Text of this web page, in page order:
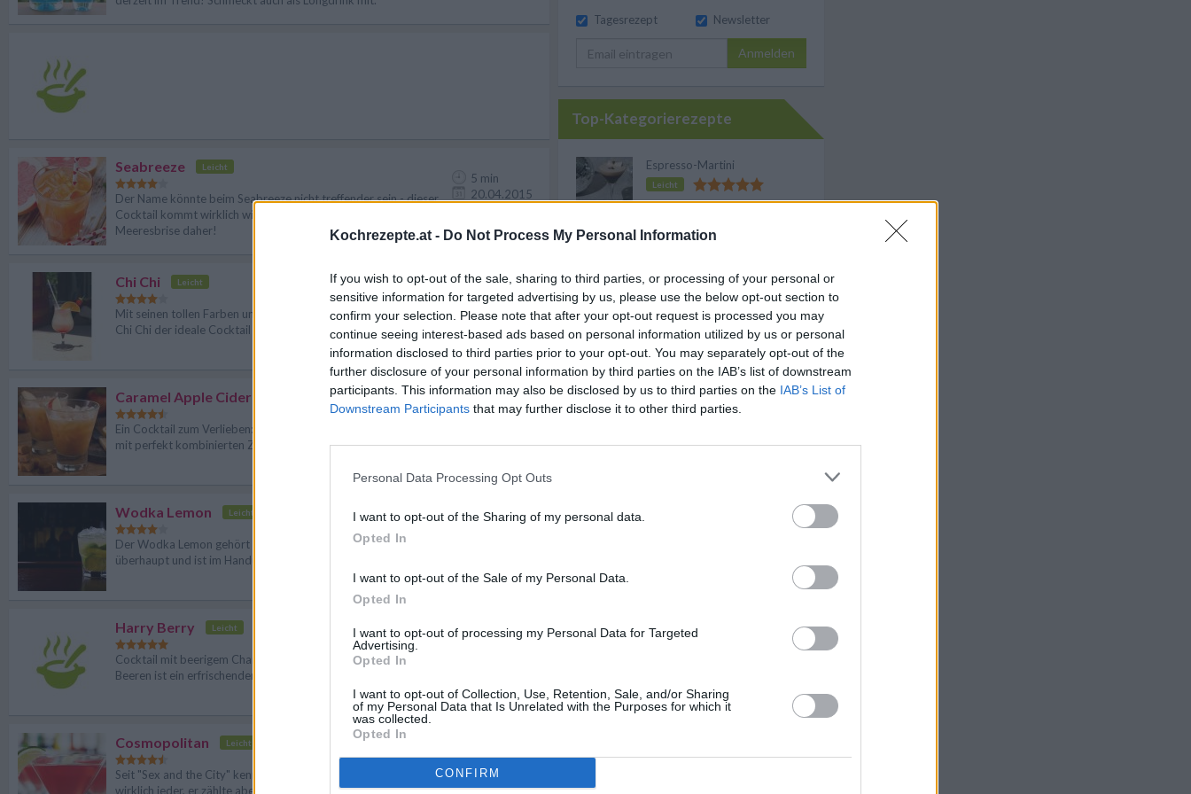
Kochrezepte.at - Do Not Process My Personal Information
If you wish to opt-out of the sale, sharing to third parties, or processing of your personal or
sensitive information for targeted advertising by us, please use the below opt-out section to
confirm your selection. Please note that after your opt-out request is processed you may
continue seeing interest-based ads based on personal information utilized by us or personal
information disclosed to third parties prior to your opt-out. You may separately opt-out of the
further disclosure of your personal information by third parties on the IAB’s list of downstream
participants. This information may also be disclosed by us to third parties on the IAB’s List of
Downstream Participants that may further disclose it to other third parties.
Personal Data Processing Opt Outs
I want to opt-out of the Sharing of my personal data.
Opted In
I want to opt-out of the Sale of my Personal Data.
Opted In
I want to opt-out of processing my Personal Data for Targeted
Advertising.
Opted In
I want to opt-out of Collection, Use, Retention, Sale, and/or Sharing
of my Personal Data that Is Unrelated with the Purposes for which it
was collected.
Opted In
CONFIRM
Seabreeze Leicht
Der Name könnte beim Seabreeze nicht treffender sein - dieser
Cocktail kommt wirklich wie eine erfrischende, kühle
Meeresbrise daher!
5 min
20.04.2015
Chi Chi Leicht
Mit seinen tollen Farben und dem exotischen Geschmack ist der
Chi Chi der ideale Cocktail für Urlaubsträume...
5 min
14.04.2015
Caramel Apple Cider
Ein Cocktail zum Verlieben: Der Caramel Apple Cider überzeugt
mit perfekt kombinierten Zutaten.
10 min
Wodka Lemon Leicht
Der Wodka Lemon gehört zu den beliebtesten Cocktails
überhaupt und ist im Handumdrehen zubereitet.
5 min
Harry Berry Leicht
Cocktail mit beerigem Charakter: Der Harry Berry mit frischen
Beeren ist ein erfrischender Longdrink für den Sommer.
5 min
Cosmopolitan Leicht
Seit "Sex and the City" kennt den erfrischenden Cosmopolitan
wirklich jeder, er zählte aber bereits vorher zu den klassischen
5 min
20.04.2015
Tagesrezept
Newsletter
Anmelden
Top-Kategorierezepte
Espresso-Martini
Leicht
Gangsta´s Paradise
Blow Job
Leicht
Baltic
Leicht
Leicht
Leicht
Sweet Maria